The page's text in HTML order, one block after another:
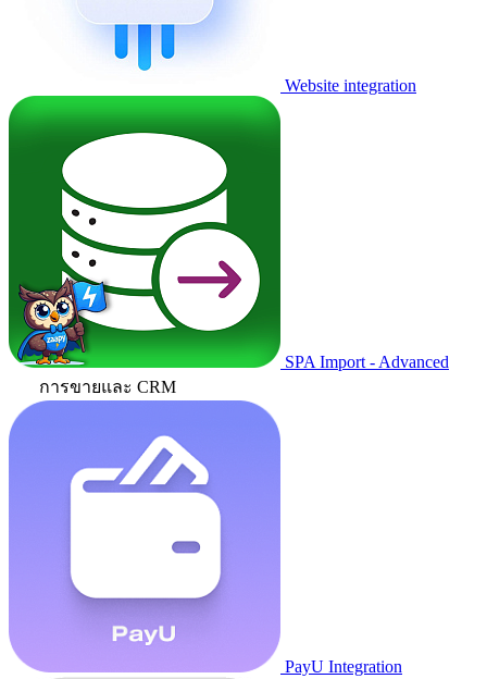
Website integration
SPA Import - Advanced
การขายและ CRM
PayU Integration